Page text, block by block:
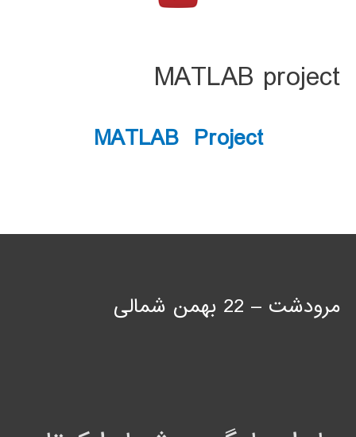
MATLAB project
MATLAB Project
مرودشت – 22 بهمن شمالی